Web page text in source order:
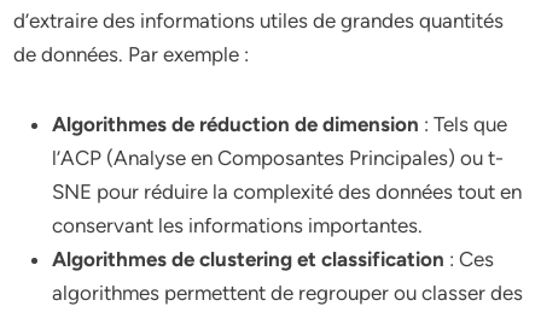
d’extraire des informations utiles de grandes quantités
de données. Par exemple :
Algorithmes de réduction de dimension : Tels que
l’ACP (Analyse en Composantes Principales) ou t-
SNE pour réduire la complexité des données tout en
conservant les informations importantes.
Algorithmes de clustering et classification : Ces
algorithmes permettent de regrouper ou classer des